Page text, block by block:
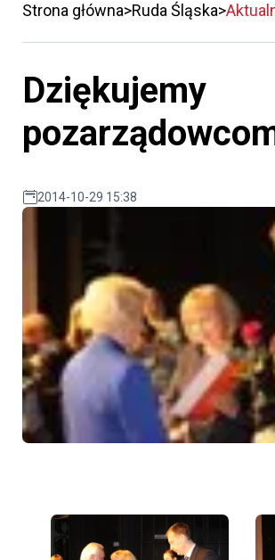
Strona główna Ruda Śląska
Dziękujemy
2014-10-29 15:38